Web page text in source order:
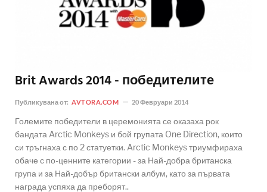
Brit Awards 2014 - победителите
Публикувана от: AVTORA.COM 20 Февруари 2014
Големите победители в церемонията се оказаха рок
бандата Arctic Monkeys и бой групата One Direction, които
си тръгнаха с по 2 статуетки. Arctic Monkeys триумфираха
обаче с по-ценните категории - за Най-добра британска
група и за Най-добър британски албум, като за първата
награда успяха да преборят..